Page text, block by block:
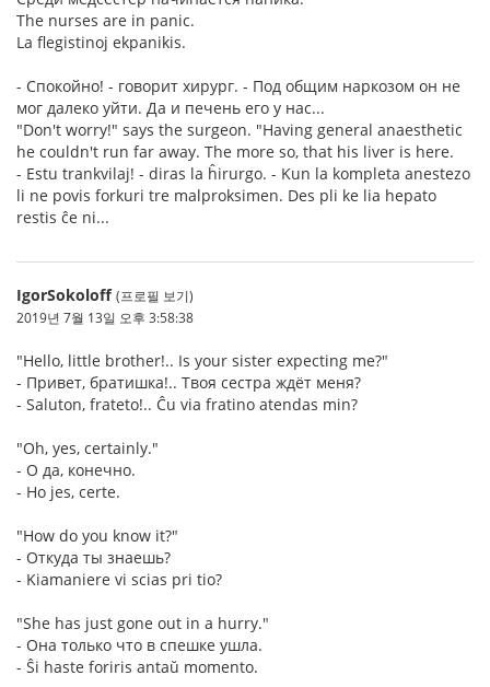
The nurses are in panic.
La flegistinoj ekpanikis.
- Спокойно! - говорит хирург. - Под общим наркозом он не
мог далеко уйти. Да и печень его у нас...
"Don't worry!" says the surgeon. "Having general anaesthetic
he couldn't run far away. The more so, that his liver is here.
- Estu trankvilaj! - diras la ĥirurgo. - Kun la kompleta anestezo
li ne povis forkuri tre malproksimen. Des pli ke lia hepato
restis ĉe ni...
IgorSokoloff (프로필 보기)
2019년 7월 13일 오후 3:58:38
"Hello, little brother!.. Is your sister expecting me?"
- Привет, братишка!.. Твоя сестра ждёт меня?
- Saluton, frateto!.. Ĉu via fratino atendas min?
"Oh, yes, certainly."
- О да, конечно.
- Ho jes, certe.
"How do you know it?"
- Откуда ты знаешь?
- Kiamaniere vi scias pri tio?
"She has just gone out in a hurry."
- Она только что в спешке ушла.
- Ŝi haste foriris antaŭ momento.